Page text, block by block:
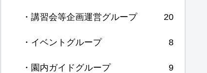
・講習会等企画運営グループ 20
・イベントグループ 8
・園内ガイドグループ 9